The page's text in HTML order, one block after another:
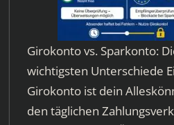
Girokonto vs. Sparkonto:
wichtigsten Unterschiede
Girokonto ist dein
den täglichen